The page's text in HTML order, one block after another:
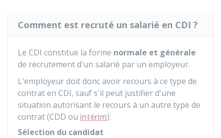
Comment est recruté un salarié en CDI ?
Le CDI constitue la forme normale et générale
de recrutement d'un salarié par un employeur.
L'employeur doit donc avoir recours à ce type de
contrat en CDI, sauf s'il peut justifier d'une
situation autorisant le recours à un autre type de
contrat (CDD ou intérim).
Sélection du candidat